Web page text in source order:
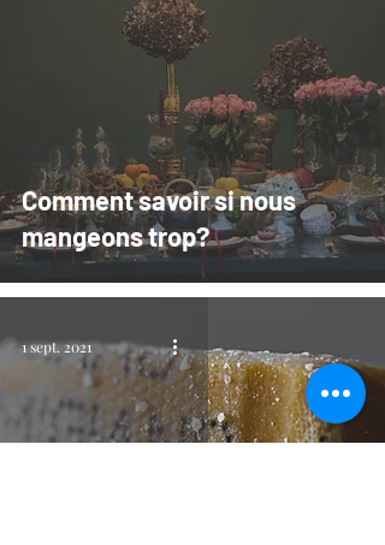
Comment savoir si nous
mangeons trop?
1 sept. 2021